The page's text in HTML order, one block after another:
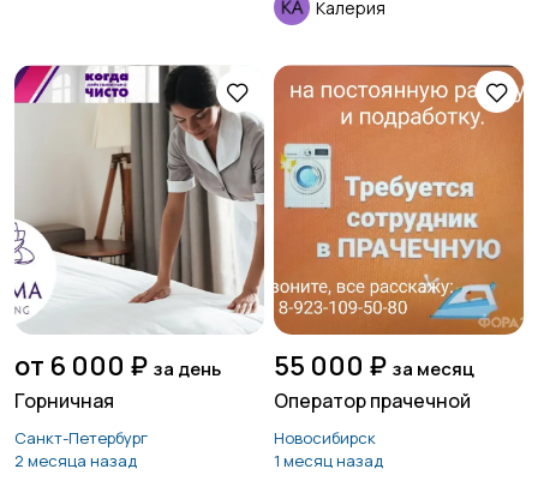
Калерия
от 6 000 ₽ за день
Горничная
Санкт-Петербург
2 месяца назад
55 000 ₽ за месяц
Оператор прачечной
Новосибирск
1 месяц назад